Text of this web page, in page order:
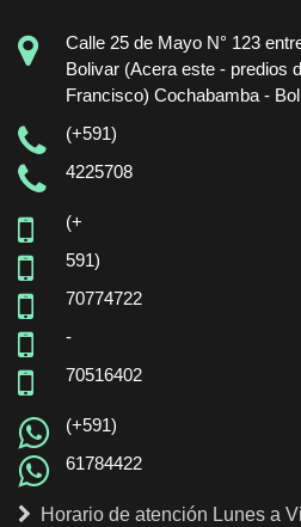
Calle 25 de Mayo N° 123
Bolivar (Acera este - predios
Francisco) Cochabamba -
(+591)
4225708
(+
591)
70774722
-
70516402
(+591)
61784422
Horario de atención Lunes a